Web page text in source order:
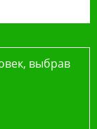
выбрав